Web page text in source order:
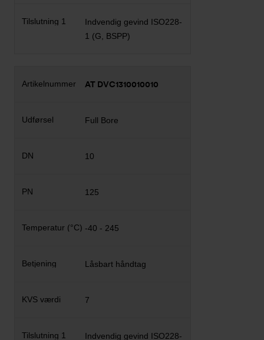
Indvendig gevind ISO228-
1 (G, BSPP)
AT DVC1310010010
Full Bore
10
125
-40 - 245
Låsbart håndtag
7
Indvendig gevind ISO228-